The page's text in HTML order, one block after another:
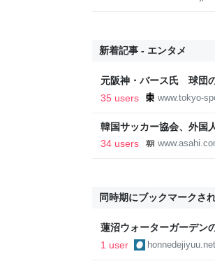
新着記事 - エンタメ
元阪神・バース氏 球団
いた」 | 東スポWEB
35 users www.tokyo-
韓国サッカー協会、外国
聞
34 users
同時期にブックマークさ
蓮沼ウォーターガーデン
1 user
honnedejiyuu.net